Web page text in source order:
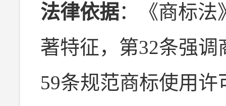
法律依据：《商标法
著特征，第32条强
59条规范商标使用